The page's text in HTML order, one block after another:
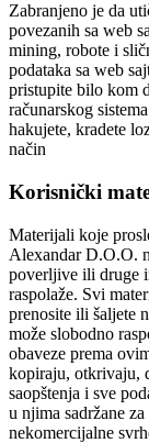
Zabranjeno je da
povezanih sa web
mining, robote i
podataka sa web
pristupite bilo kom
računarskog
hakujete, kradete
način
Korisnički
Materijali koje
Alexandar D.O.O.
poverljive ili druge
raspolaže. Svi
prenosite ili šaljete
može slobodno
obaveze prema
kopiraju, otkrivaju,
saopštenja i sve
u njima sadržane
nekomercijalne